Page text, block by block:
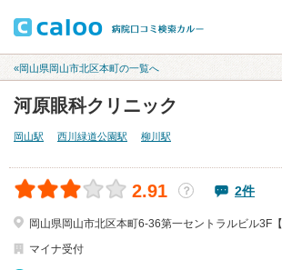
«岡山県岡山市北区本町の一覧へ
河原眼科クリニック
岡山駅 西川緑道公園駅 柳川駅
2.91 ？ 2件
岡山県岡山市北区本町6-36第一セントラルビル3F【
マイナ受付